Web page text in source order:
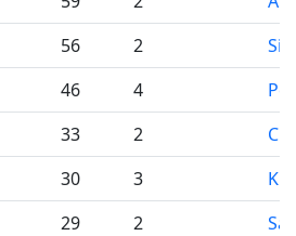
56 2
46 4
33 2
30 3
29 2